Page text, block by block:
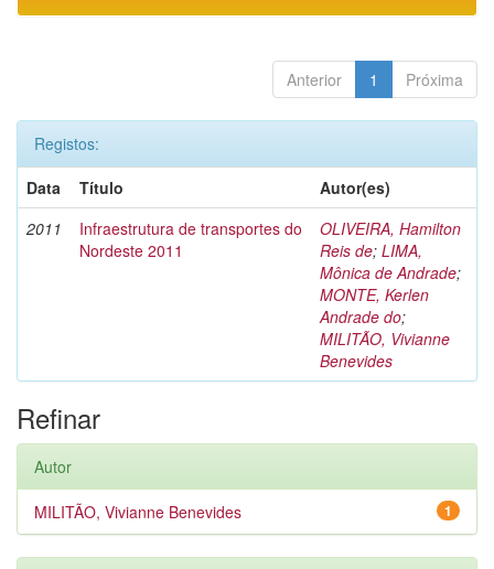
Anterior 1 Próxima
Registos:
Data
Título
Autor(es)
2011
Infraestrutura de transportes do
Nordeste 2011
OLIVEIRA, Hamilton
Reis de; LIMA,
Mônica de Andrade;
MONTE, Kerlen
Andrade do;
MILITÃO, Vivianne
Benevides
Refinar
Autor
1
MILITÃO, Vivianne Benevides